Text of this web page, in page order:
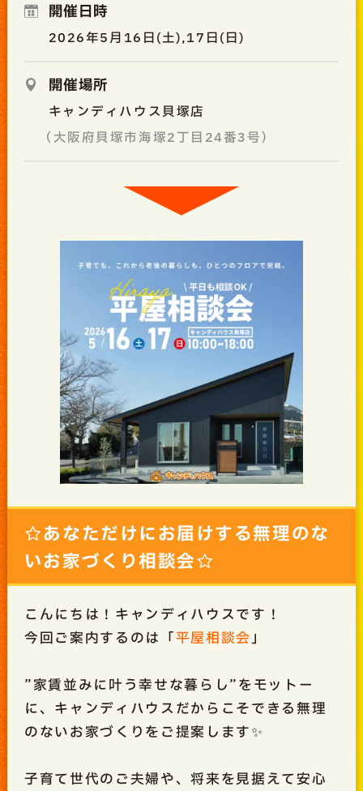
開催日時
2026年5月16日(土),17日(日)
開催場所
キャンディハウス貝塚店
（大阪府貝塚市海塚2丁目24番3号）
☆あなただけにお届けする無理のな
いお家づくり相談会☆
こんにちは！キャンディハウスです！
今回ご案内するのは「平屋相談会」
”家賃並みに叶う幸せな暮らし”をモットー
に、キャンディハウスだからこそできる無理
のないお家づくりをご提案します✨
子育て世代のご夫婦や、将来を見据えて安心